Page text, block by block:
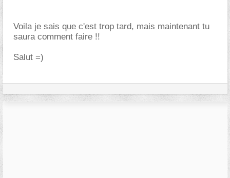
Voila je sais que c'est trop tard, mais maintenant tu
saura comment faire !!
Salut =)